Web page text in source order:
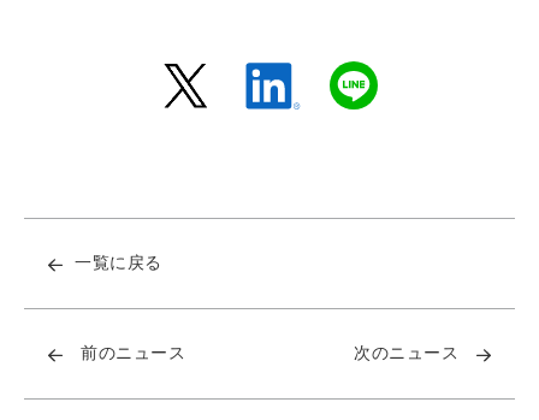
一覧に戻る
前のニュース 次のニュース